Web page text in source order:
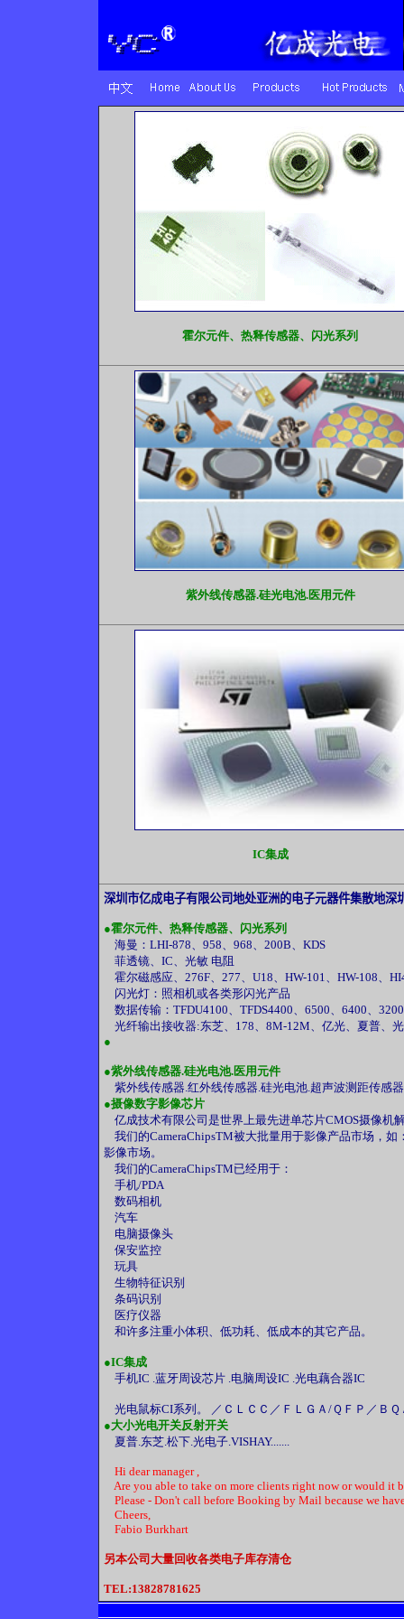
霍尔元件、热释传感器、闪光系列
紫外线传感器.硅光电池.医用元件
IC集成
深圳市亿成电子有限公司地处亚洲的电子元器件集散地深
●霍尔元件、热释传感器、闪光系列
海曼：LHI-878、958、968、200B、KDS
菲透镜、IC、光敏 电阻
霍尔磁感应、276F、277、U18、HW-101、HW-108、
闪光灯：照相机或各类形闪光产品
数据传输：TFDU4100、TFDS4400、6500、6400、
光纤输出接收器:东芝、178、8M-12M、亿光、夏普、
●
●紫外线传感器.硅光电池.医用元件
紫外线传感器.红外线传感器.硅光电池.超声波测距传感
●摄像数字影像芯片
亿成技术有限公司是世界上最先进单芯片CMOS摄像机
我们的CameraChipsTM被大批量用于影像产品市场，
影像市场。
我们的CameraChipsTM已经用于：
手机/PDA
数码相机
汽车
电脑摄像头
保安监控
玩具
生物特征识别
条码识别
医疗仪器
和许多注重小体积、低功耗、低成本的其它产品。
●IC集成
手机IC .蓝牙周设芯片 .电脑周设IC .光电藕合器IC
光电鼠标CI系列。 ／ＣＬＣＣ／ＦＬＧＡ/ＱＦＰ／Ｂ
●大小光电开关反射开关
夏普.东芝.松下.光电子.VISHAY.......
Hi dear manager ,
Are you able to take on more clients right now or would it
Please - Don't call before Booking by Mail because we
Cheers,
Fabio Burkhart
另本公司大量回收各类电子库存清仓
TEL:13828781625